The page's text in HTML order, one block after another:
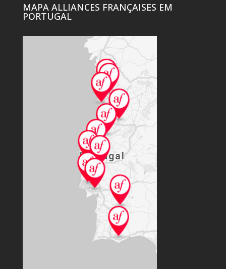
MAPA ALLIANCES FRANÇAISES EM
PORTUGAL